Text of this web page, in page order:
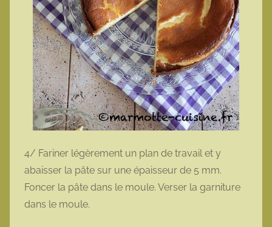
4/ Fariner légèrement un plan de travail et y
abaisser la pâte sur une épaisseur de 5 mm.
Foncer la pâte dans le moule. Verser la garniture
dans le moule.